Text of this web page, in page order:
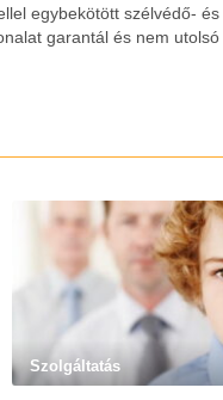
egybekötött szélvédő-
garantál és nem utolsó
Szolgáltatás